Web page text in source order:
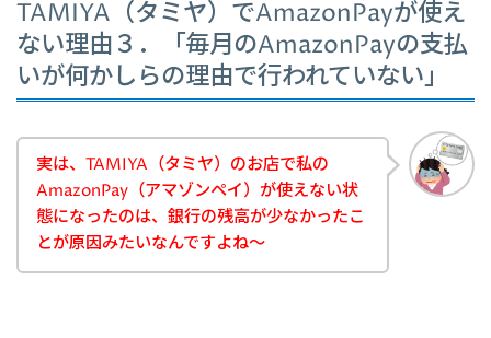
TAMIYA（タミヤ）でAmazonPayが使え
ない理由３．「毎月のAmazonPayの支払
いが何かしらの理由で行われていない」
実は、TAMIYA（タミヤ）のお店で私の
AmazonPay（アマゾンペイ）が使えない状
態になったのは、銀行の残高が少なかったこ
とが原因みたいなんですよね～